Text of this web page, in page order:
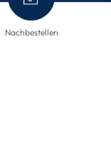
Nachbestellen